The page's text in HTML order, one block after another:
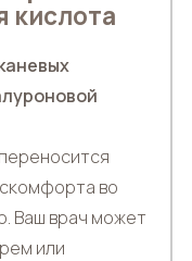
кислота
во
Ваш врач может
или